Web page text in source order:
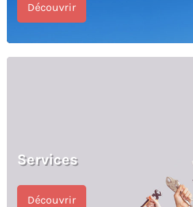
Découvrir
Services
Découvrir